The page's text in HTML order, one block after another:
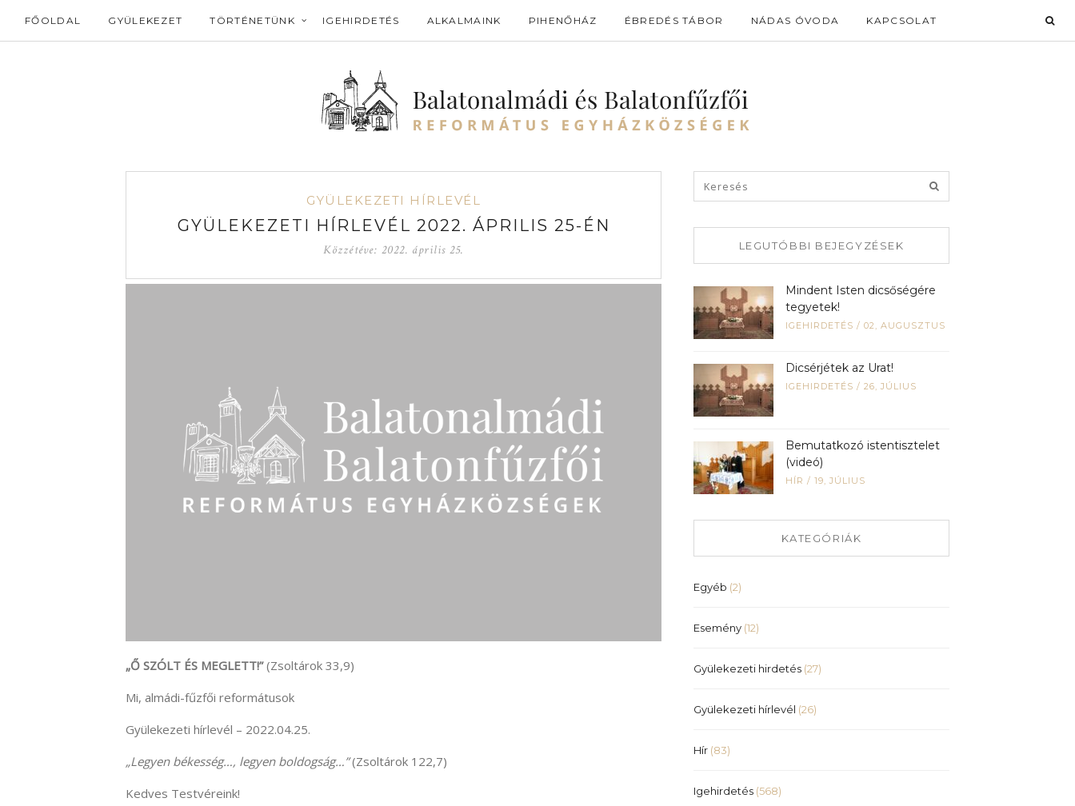
FŐOLDAL GYÜLEKEZET TÖRTÉNETÜNK IGEHIRDETÉS ALKALMAINK PIHENŐHÁZ ÉBREDÉS TÁBOR NÁDAS ÓVODA KAPCSOLAT
GYÜLEKEZETI HÍRLEVÉL
GYÜLEKEZETI HÍRLEVÉL 2022. ÁPRILIS 25-ÉN
Közzétéve: 2022. április 25.
„Ő SZÓLT ÉS MEGLETT!”(Zsoltárok 33,9)
Mi, almádi-fűzfői reformátusok
Gyülekezeti hírlevél – 2022.04.25.
„Legyen békesség…, legyen boldogság…”(Zsoltárok 122,7)
Kedves Testvéreink!
LEGUTÓBBI BEJEGYZÉSEK
Mindent Isten dicsőségére
tegyetek!
IGEHIRDETÉS / 02, AUGUSZTUS
Dicsérjétek az Urat!
IGEHIRDETÉS / 26, JÚLIUS
Bemutatkozó istentisztelet
(videó)
HÍR / 19, JÚLIUS
KATEGÓRIÁK
Egyéb (2)
Esemény (12)
Gyülekezeti hirdetés (27)
Gyülekezeti hírlevél (26)
Hír (83)
Igehirdetés (568)